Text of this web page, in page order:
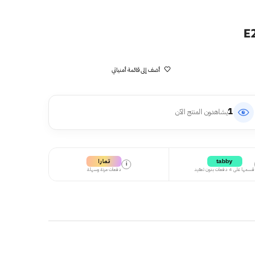
أضف إلى قائمة أمنياتي
1يشاهدون المنتج الآن
tabby
قسمها على 4 دفعات بدون تعقيد
i تمارا
دفعات مرنة وسهلة